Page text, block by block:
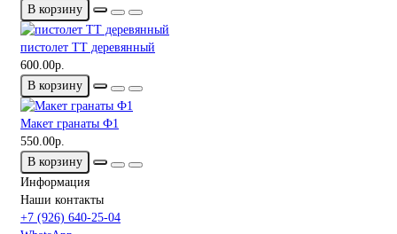
В корзину
пистолет ТТ деревянный
600.00р.
В корзину
Макет гранаты Ф1
550.00р.
В корзину
Информация
Наши контакты
+7 (926) 640-25-04